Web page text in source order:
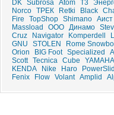
DK Subrosa Atom T3
Norco ТРЕК Retki Black
Fire
TopShop Shimano Аист
Massload
ООО Динамо
Cruz
Navigator Komperdell
GNU
STOLEN Rome
Orion
BIG Foot Specialized
Scott Tecnica Cube YAMAHA
KENDA
Nike Haro
Fenix
Flow Volant Amplid